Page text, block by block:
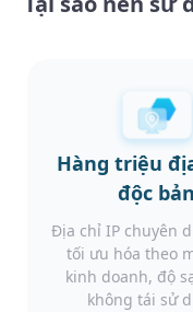
Hàng triệu
độc bản
Địa chỉ IP chuyên
tối ưu hóa theo
kinh doanh, độ
không tái sử